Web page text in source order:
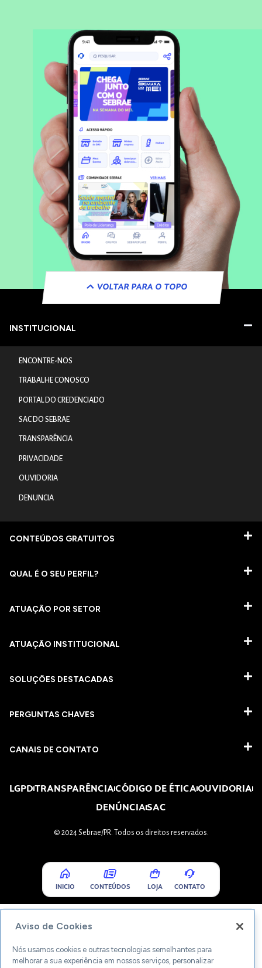
VOLTAR PARA O TOPO
INSTITUCIONAL
ENCONTRE-NOS
TRABALHE CONOSCO
PORTAL DO CREDENCIADO
SAC DO SEBRAE
TRANSPARÊNCIA
PRIVACIDADE
OUVIDORIA
DENUNCIA
CONTEÚDOS GRATUITOS
QUAL É O SEU PERFIL?
ATUAÇÃO POR SETOR
ATUAÇÃO INSTITUCIONAL
SOLUÇÕES DESTACADAS
PERGUNTAS CHAVES​
CANAIS DE CONTATO
LGPDTRANSPARÊNCIACÓDIGO DE ÉTICAOUVIDORIA
DENÚNCIASAC
© 2024 Sebrae/PR. Todos os direitos reservados.
INICIO CONTEÚDOS LOJA CONTATO
Aviso de Cookies
Nós usamos cookies e outras tecnologias semelhantes para
melhorar a sua experiência em nossos serviços, personalizar